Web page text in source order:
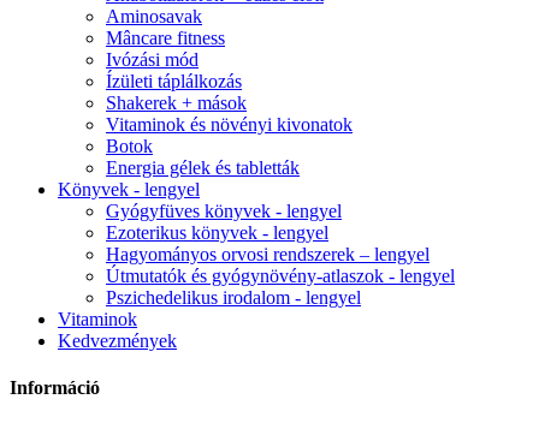
Aminosavak
Mâncare fitness
Ivózási mód
Ízületi táplálkozás
Shakerek + mások
Vitaminok és növényi kivonatok
Botok
Energia gélek és tabletták
Könyvek - lengyel
Gyógyfüves könyvek - lengyel
Ezoterikus könyvek - lengyel
Hagyományos orvosi rendszerek – lengyel
Útmutatók és gyógynövény-atlaszok - lengyel
Pszichedelikus irodalom - lengyel
Vitaminok
Kedvezmények
Információ